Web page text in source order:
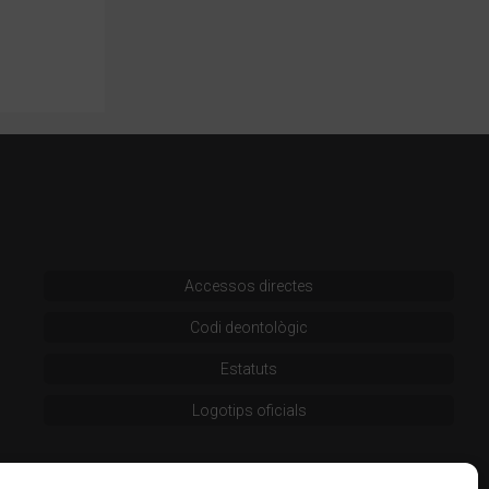
Accessos directes
Codi deontològic
Estatuts
Logotips oficials